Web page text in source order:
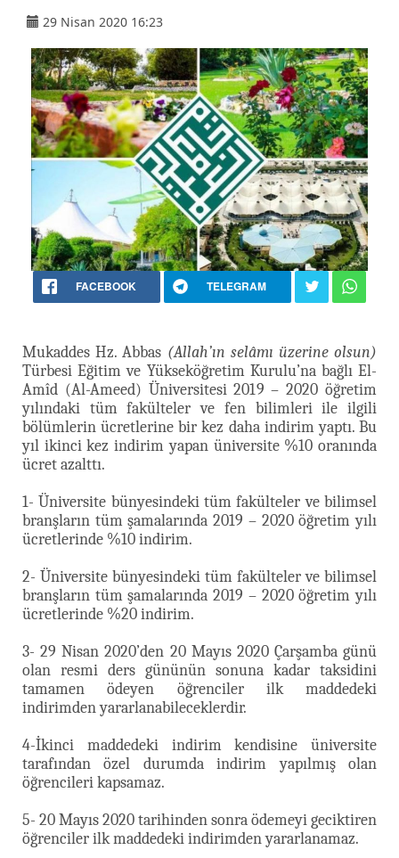
29 Nisan 2020 16:23
FACEBOOK TELEGRAM
Mukaddes Hz. Abbas (Allah’ın selâmı üzerine olsun)
Türbesi Eğitim ve Yükseköğretim Kurulu’na bağlı El-
Amîd (Al-Ameed) Üniversitesi 2019 – 2020 öğretim
yılındaki tüm fakülteler ve fen bilimleri ile ilgili
bölümlerin ücretlerine bir kez daha indirim yaptı. Bu
yıl ikinci kez indirim yapan üniversite %10 oranında
ücret azalttı.
1- Üniversite bünyesindeki tüm fakülteler ve bilimsel
branşların tüm şamalarında 2019 – 2020 öğretim yılı
ücretlerinde %10 indirim.
2- Üniversite bünyesindeki tüm fakülteler ve bilimsel
branşların tüm şamalarında 2019 – 2020 öğretim yılı
ücretlerinde %20 indirim.
3- 29 Nisan 2020’den 20 Mayıs 2020 Çarşamba günü
olan resmi ders gününün sonuna kadar taksidini
tamamen ödeyen öğrenciler ilk maddedeki
indirimden yararlanabileceklerdir.
4-İkinci maddedeki indirim kendisine üniversite
tarafından özel durumda indirim yapılmış olan
öğrencileri kapsamaz.
5- 20 Mayıs 2020 tarihinden sonra ödemeyi geciktiren
öğrenciler ilk maddedeki indirimden yararlanamaz.